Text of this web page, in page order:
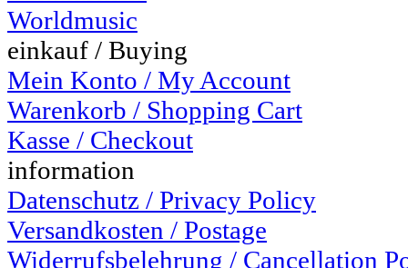
Worldmusic
einkauf / Buying
Mein Konto / My Account
Warenkorb / Shopping Cart
Kasse / Checkout
information
Datenschutz / Privacy Policy
Versandkosten / Postage
Widerrufsbelehrung / Cancellation